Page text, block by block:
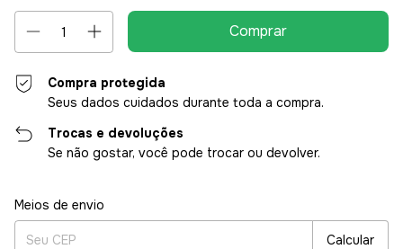
Compra protegida
Seus dados cuidados durante toda a compra.
Trocas e devoluções
Se não gostar, você pode trocar ou devolver.
Entregas para o CEP:
Meios de envio
Calcular